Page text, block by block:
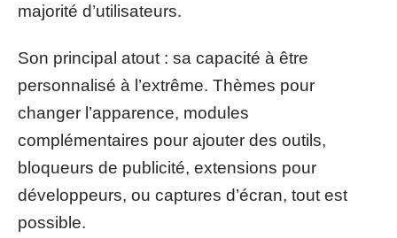
majorité d’utilisateurs.
Son principal atout : sa capacité à être
personnalisé à l’extrême. Thèmes pour
changer l’apparence, modules
complémentaires pour ajouter des outils,
bloqueurs de publicité, extensions pour
développeurs, ou captures d’écran, tout est
possible.